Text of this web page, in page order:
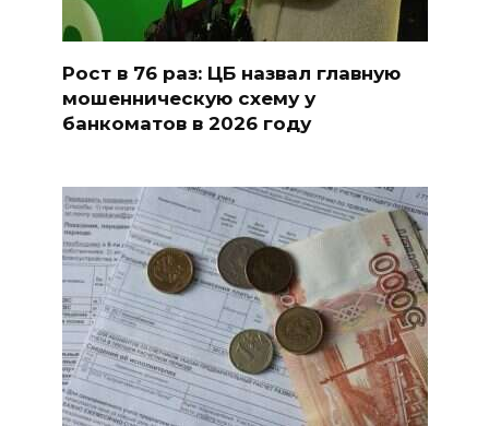
Рост в 76 раз: ЦБ назвал главную
мошенническую схему у
банкоматов в 2026 году